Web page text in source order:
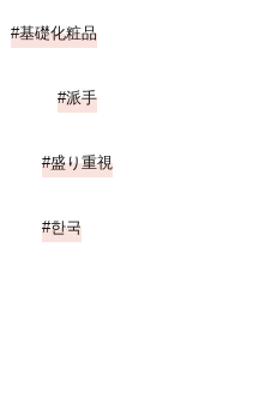
基礎化粧品
派手
盛り重視
한국